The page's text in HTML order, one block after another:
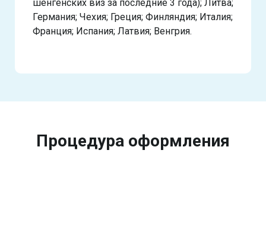
шенгенских виз за последние 3 года); Литва;
Германия; Чехия; Греция; Финляндия; Италия;
Франция; Испания; Латвия; Венгрия.
Процедура оформления